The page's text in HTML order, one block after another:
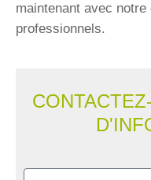
maintenant avec
professionnels.